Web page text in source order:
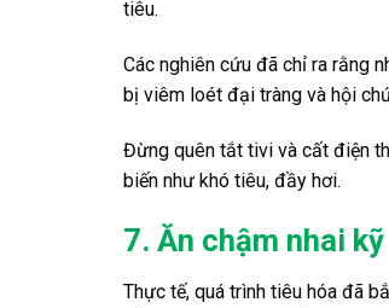
tiêu.
Các nghiên cứu đã chỉ ra rằng
bị viêm loét đại tràng và hội
Đừng quên tắt tivi và cất điện
biến như khó tiêu, đầy hơi.
7. Ăn chậm nhai kỹ
Thực tế, quá trình tiêu hóa đã